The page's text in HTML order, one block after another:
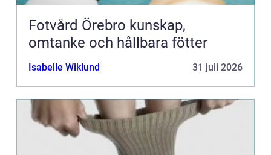
Fotvård Örebro kunskap,
omtanke och hållbara fötter
Isabelle Wiklund 31 juli 2026